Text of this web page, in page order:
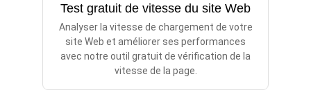
Test gratuit de vitesse du site Web
Analyser la vitesse de chargement de votre
site Web et améliorer ses performances
avec notre outil gratuit de vérification de la
vitesse de la page.